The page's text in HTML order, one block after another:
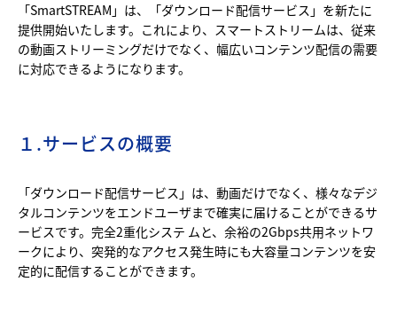
「SmartSTREAM」は、「ダウンロード配信サービス」を新たに
提供開始いたします。これにより、スマートストリームは、従来
の動画ストリーミングだけでなく、幅広いコンテンツ配信の需要
に対応できるようになります。
１.サービスの概要
「ダウンロード配信サービス」は、動画だけでなく、様々なデジ
タルコンテンツをエンドユーザまで確実に届けることができるサ
ービスです。完全2重化システ ムと、余裕の2Gbps共用ネットワ
ークにより、突発的なアクセス発生時にも大容量コンテンツを安
定的に配信することができます。